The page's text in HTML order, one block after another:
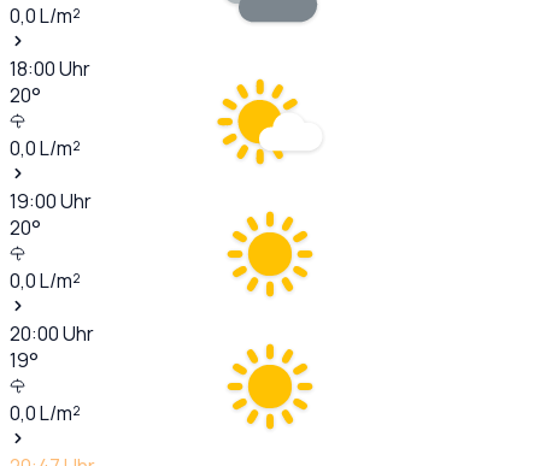
0,0L/m²
18:00Uhr
20°
0,0L/m²
19:00Uhr
20°
0,0L/m²
20:00Uhr
19°
0,0L/m²